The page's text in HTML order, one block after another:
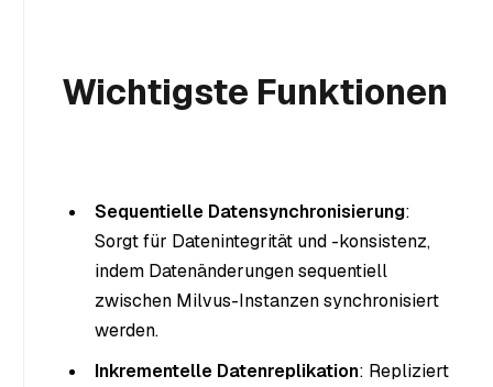
Wichtigste Funktionen
Sequentielle Datensynchronisierung:
Sorgt für Datenintegrität und -konsistenz,
indem Datenänderungen sequentiell
zwischen Milvus-Instanzen synchronisiert
werden.
Inkrementelle Datenreplikation: Repliziert